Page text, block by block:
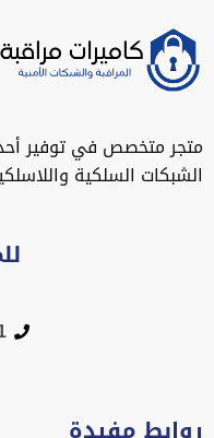
متجر متخصص في توفير
الشبكات السلكية